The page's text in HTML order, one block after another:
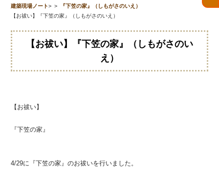
建築現場ノート>
『下笠の家』（しもがさのいえ）
>
【お祓い】『下笠の家』（しもがさのいえ）
【お祓い】『下笠の家』（しもがさのい
え）
【お祓い】
『下笠の家』
4/29に『下笠の家』のお祓いを行いました。